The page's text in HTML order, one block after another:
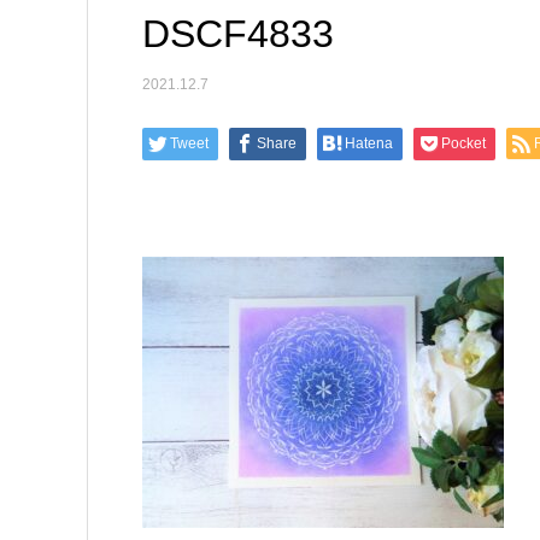
DSCF4833
2021.12.7
Tweet Share Hatena Pocket